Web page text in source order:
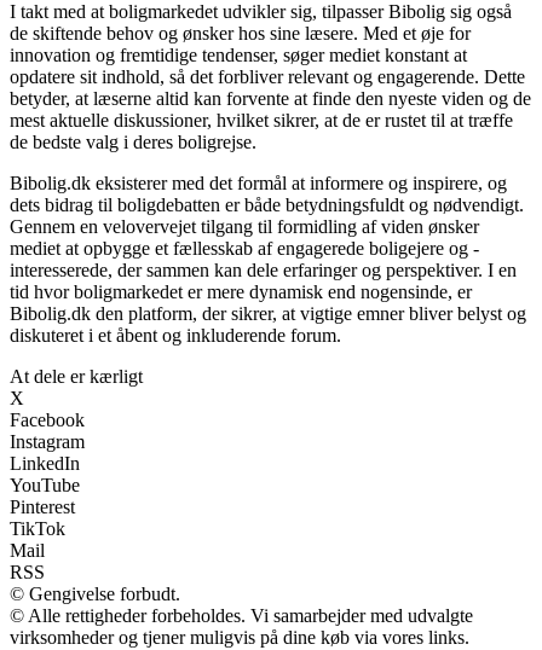
I takt med at boligmarkedet udvikler sig, tilpasser Bibolig sig også
de skiftende behov og ønsker hos sine læsere. Med et øje for
innovation og fremtidige tendenser, søger mediet konstant at
opdatere sit indhold, så det forbliver relevant og engagerende. Dette
betyder, at læserne altid kan forvente at finde den nyeste viden og de
mest aktuelle diskussioner, hvilket sikrer, at de er rustet til at træffe
de bedste valg i deres boligrejse.
Bibolig.dk eksisterer med det formål at informere og inspirere, og
dets bidrag til boligdebatten er både betydningsfuldt og nødvendigt.
Gennem en velovervejet tilgang til formidling af viden ønsker
mediet at opbygge et fællesskab af engagerede boligejere og -
interesserede, der sammen kan dele erfaringer og perspektiver. I en
tid hvor boligmarkedet er mere dynamisk end nogensinde, er
Bibolig.dk den platform, der sikrer, at vigtige emner bliver belyst og
diskuteret i et åbent og inkluderende forum.
At dele er kærligt
X
Facebook
Instagram
LinkedIn
YouTube
Pinterest
TikTok
Mail
RSS
© Gengivelse forbudt.
© Alle rettigheder forbeholdes. Vi samarbejder med udvalgte
virksomheder og tjener muligvis på dine køb via vores links.